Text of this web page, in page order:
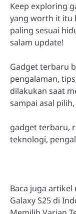
Keep exploring
yang worth it itu
paling sesuai
salam update!
Gadget terbaru
pengalaman,
dilakukan saat
sampai asal
gadget terbaru,
teknologi,
Baca juga
Galaxy S25 di